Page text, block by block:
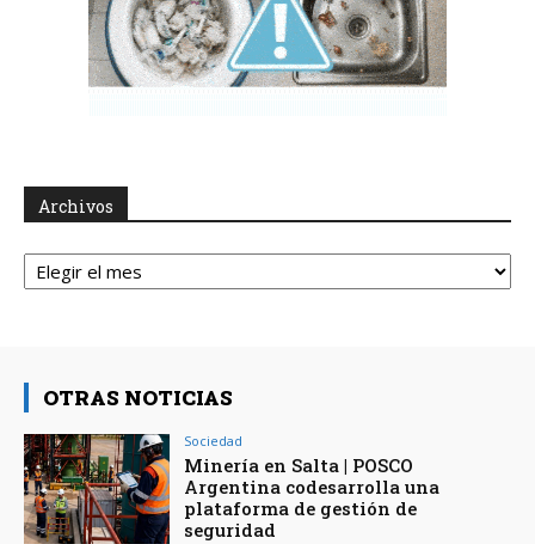
Archivos
Archivos
OTRAS NOTICIAS
Sociedad
Minería en Salta | POSCO
Argentina codesarrolla una
plataforma de gestión de
seguridad